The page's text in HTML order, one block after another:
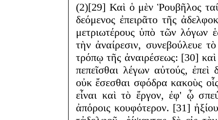
(2)[29] Καὶ ὁ μὲν Ῥουβῆλος
δεόμενος ἐπειρᾶτο τῆς
μετριωτέρους ὑπὸ τῶν λόγων
τὴν ἀναίρεσιν, συνεβούλευε
τρόπῳ τῆς ἀναιρέσεως: [30]
πεπεῖσθαι λέγων αὐτούς,
οὐκ ἔσεσθαι σφόδρα κακοὺς
εἶναι καὶ τὸ ἔργον, ἐφ' ᾧ
ἀπόροις κουφότερον. [31]